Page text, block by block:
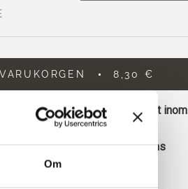
Om
8,30 €
100,00 €och få gratis frakt inom
görs före kl. 13.00 CET skickas